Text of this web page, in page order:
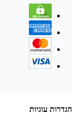
הגדרות עוגיות